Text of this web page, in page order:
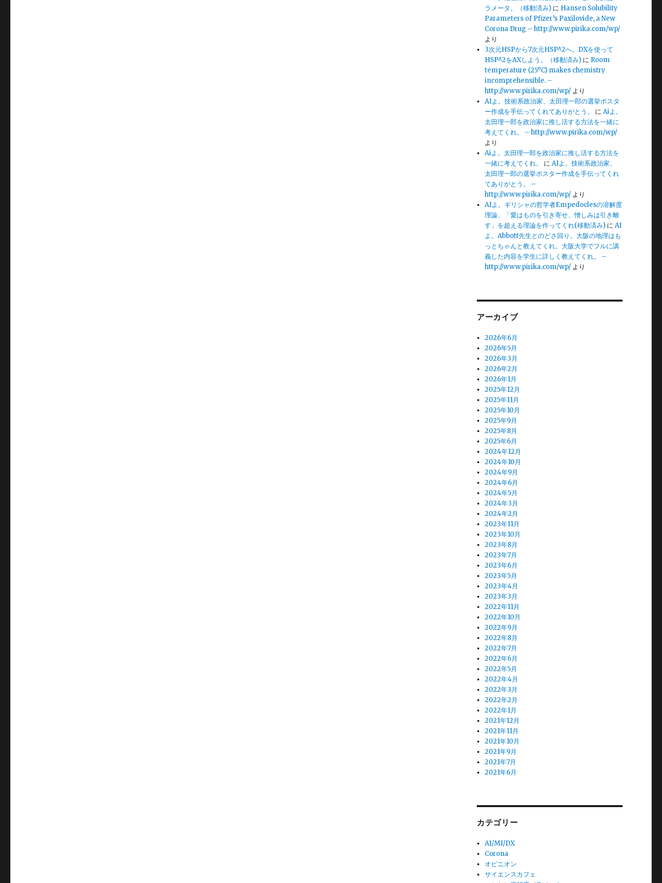
ラメータ。（移動済み) に Hansen Solubility
Parameters of Pfizer’s Paxilovide, a New
Corona Drug – http://www.pirika.com/wp/
より
3次元HSPから7次元HSP^2へ。DXを使って
HSP^2をAXしよう。（移動済み) に Room
temperature (25°C) makes chemistry
incomprehensible. –
http://www.pirika.com/wp/ より
AIよ。技術系政治家、太田理一郎の選挙ポスタ
ー作成を手伝ってくれてありがとう。
にAiよ。
太田理一郎を政治家に推し活する方法を一緒に
考えてくれ。 – http://www.pirika.com/wp/
より
Aiよ。太田理一郎を政治家に推し活する方法を
一緒に考えてくれ。
にAIよ。技術系政治家、
太田理一郎の選挙ポスター作成を手伝ってくれ
てありがとう。 –
http://www.pirika.com/wp/ より
AIよ。ギリシャの哲学者Empedoclesの溶解度
理論、「愛はものを引き寄せ、憎しみは引き離
す」を超える理論を作ってくれ(移動済み) にAI
よ。Abbott先生とのどさ回り。大阪の地理はも
っとちゃんと教えてくれ。大阪大学でフルに講
義した内容を学生に詳しく教えてくれ。 –
http://www.pirika.com/wp/ より
アーカイブ
2026年6月
2026年5月
2026年3月
2026年2月
2026年1月
2025年12月
2025年11月
2025年10月
2025年9月
2025年8月
2025年6月
2024年12月
2024年10月
2024年9月
2024年6月
2024年5月
2024年3月
2024年2月
2023年11月
2023年10月
2023年8月
2023年7月
2023年6月
2023年5月
2023年4月
2023年3月
2022年11月
2022年10月
2022年9月
2022年8月
2022年7月
2022年6月
2022年5月
2022年4月
2022年3月
2022年2月
2022年1月
2021年12月
2021年11月
2021年10月
2021年9月
2021年7月
2021年6月
カテゴリー
AI/MI/DX
Corona
オピニオン
サイエンスカフェ